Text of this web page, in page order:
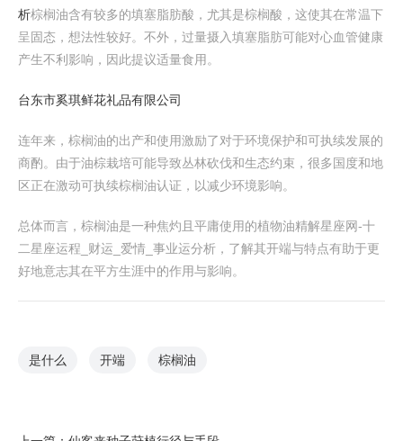
析棕榈油含有较多的填塞脂肪酸，尤其是棕榈酸，这使其在常温下
呈固态，想法性较好。不外，过量摄入填塞脂肪可能对心血管健康
产生不利影响，因此提议适量食用。
台东市奚琪鲜花礼品有限公司
连年来，棕榈油的出产和使用激励了对于环境保护和可执续发展的
商酌。由于油棕栽培可能导致丛林砍伐和生态约束，很多国度和地
区正在激动可执续棕榈油认证，以减少环境影响。
总体而言，棕榈油是一种焦灼且平庸使用的植物油精解星座网-十
二星座运程_财运_爱情_事业运分析，了解其开端与特点有助于更
好地意志其在平方生涯中的作用与影响。
是什么 开端 棕榈油